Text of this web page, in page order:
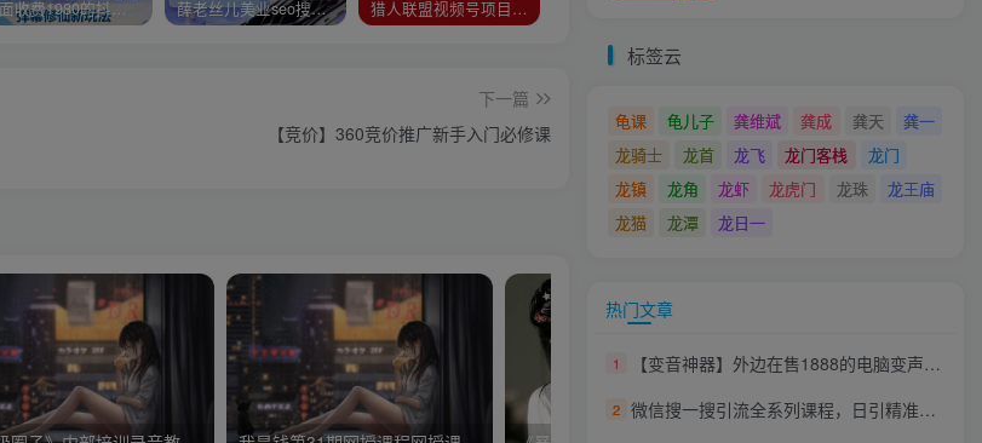
外面收费1980的抖音武动时空直播项目，无需真人出镜，实时互动直播【软件+详细教程】 薛老丝儿美业seo搜索流量落地课，一周暴涨20w粉丝，全干货讲解 猎人联盟视频号项目，新手0基础轻松月赚10000+，保姆级教程原价4988元
下一篇
【竞价】360竞价推广新手入门必修课
标签云
龟课 龟儿子 龚维斌 龚成 龚天
龚一
龙骑士
龙首 龙飞 龙门客栈
龙门
龙镇
龙角 龙虾 龙虎门 龙珠
龙王庙
龙猫
龙潭 龙日一
热门文章
1 【变音神器】外边在售1888的电脑变声器无需声卡，秒变萌妹子【软件+教程】
2 微信搜一搜引流全系列课程，日引精准粉500+（8节课）